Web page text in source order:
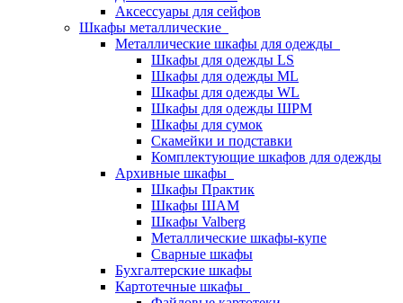
Аксессуары для сейфов
Шкафы металлические
Металлические шкафы для одежды
Шкафы для одежды LS
Шкафы для одежды ML
Шкафы для одежды WL
Шкафы для одежды ШРМ
Шкафы для сумок
Скамейки и подставки
Комплектующие шкафов для одежды
Архивные шкафы
Шкафы Практик
Шкафы ШАМ
Шкафы Valberg
Металлические шкафы-купе
Сварные шкафы
Бухгалтерские шкафы
Картотечные шкафы